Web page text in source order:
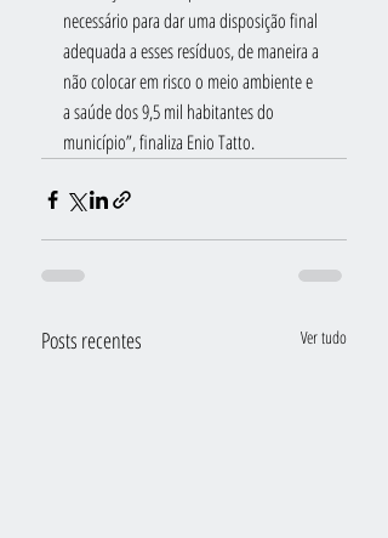
necessário para dar uma disposição final
adequada a esses resíduos, de maneira a
não colocar em risco o meio ambiente e
a saúde dos 9,5 mil habitantes do
município”, finaliza Enio Tatto.
Posts recentes Ver tudo